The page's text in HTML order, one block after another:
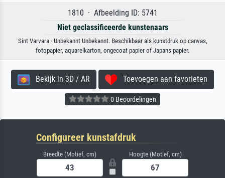
1810 · Afbeelding ID: 5741
Niet geclassificeerde kunstenaars
Sint Varvara · Unbekannt Unbekannt. Beschikbaar als kunstdruk op canvas,
fotopapier, aquarelkarton, ongecoat papier of Japans papier.
Bekijk in 3D / AR Toevoegen aan favorieten
0 Beoordelingen
Configureer kunstafdruk
Breedte (Motief, cm) Hoogte (Motief, cm)